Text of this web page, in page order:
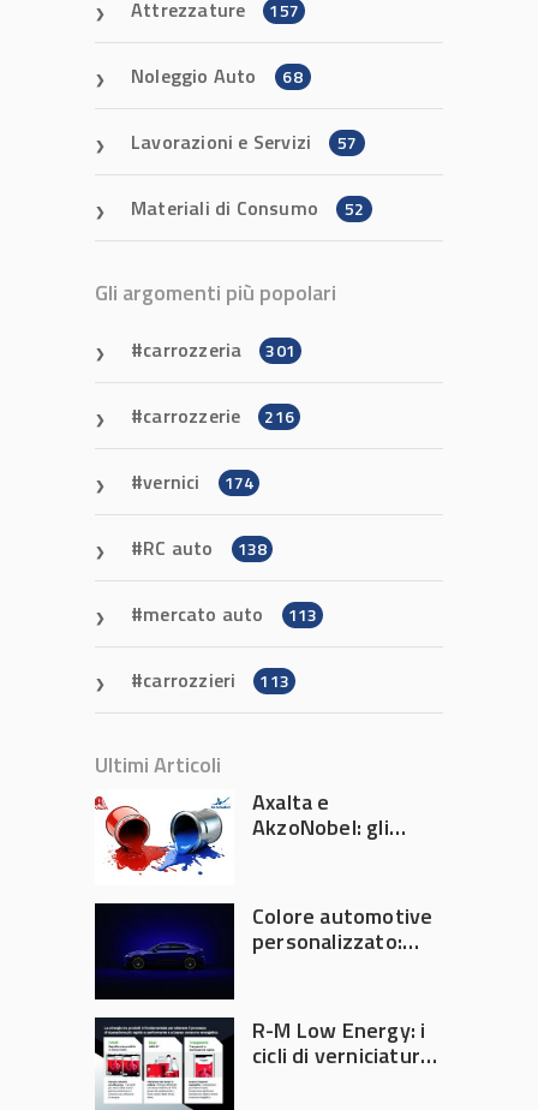
Attrezzature 157
Noleggio Auto 68
Lavorazioni e Servizi 57
Materiali di Consumo 52
Gli argomenti più popolari
carrozzeria 301
carrozzerie 216
vernici 174
RC auto 138
mercato auto 113
carrozzieri 113
Ultimi Articoli
Axalta e
AkzoNobel: gli
Colore automotive
personalizzato:
diventa ingegneria
di precisione
R-M Low Energy: i
cicli di verniciatura